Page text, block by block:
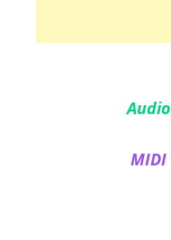
Audio
MIDI